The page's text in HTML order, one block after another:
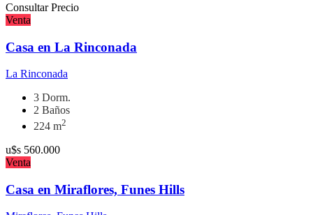
Consultar Precio
Venta
Casa en La Rinconada
La Rinconada
3 Dorm.
2 Baños
224 m2
u$s 560.000
Venta
Casa en Miraflores, Funes Hills